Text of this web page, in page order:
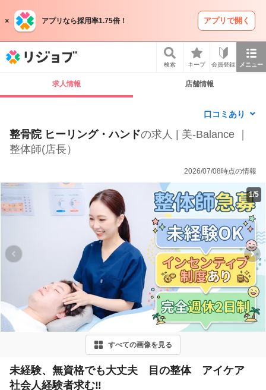
アプリなら採用率1.75倍！ アプリで開く
検索 キープ 会員登録 メニュー
求人情報 店舗情報
口コミあり
整骨院 ヒーリング・ハンドの求人 | 美-Balance ｜
整体師(店長）
2026/07/08時点の情報
1/5
すべての画像を見る
未経験、無資格でも大丈夫 目の整体 アイケア
社会人経験者求む‼️